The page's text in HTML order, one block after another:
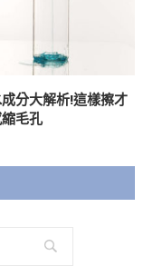
分大解析!這樣擦才
毛孔